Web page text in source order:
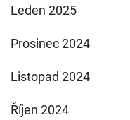
Leden 2025
Prosinec 2024
Listopad 2024
Říjen 2024